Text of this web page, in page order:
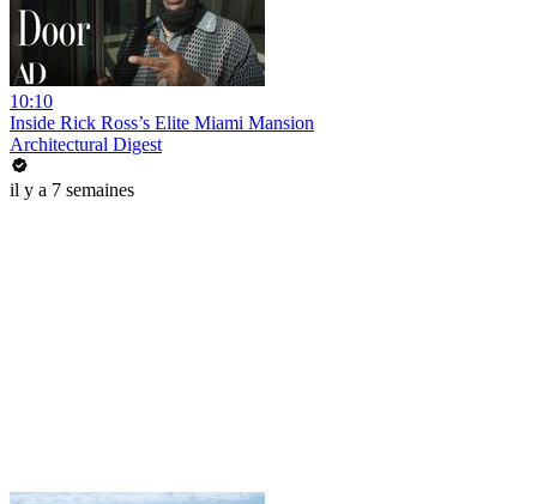
10:10
Inside Rick Ross’s Elite Miami Mansion
Architectural Digest
il y a 7 semaines